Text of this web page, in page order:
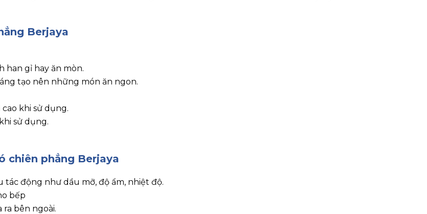
Berjaya
han gỉ hay ăn mòn.
tạo nên những món ăn ngon.
khi sử dụng.
sử dụng.
chiên phẳng Berjaya
động như dầu mỡ, độ ẩm, nhiệt độ.
bếp
bên ngoài.